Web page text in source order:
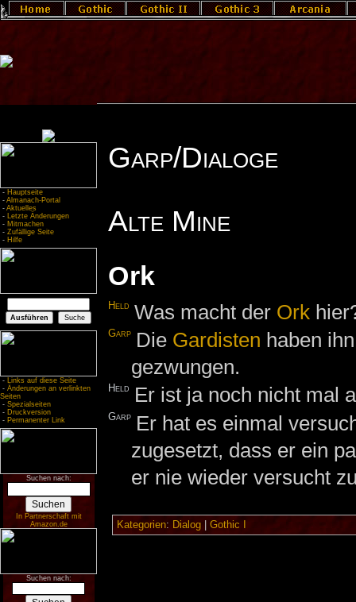
- Hauptseite
- Almanach-Portal
- Aktuelles
- Letzte Änderungen
- Mitmachen
- Zufällige Seite
- Hilfe
- Links auf diese Seite
- Änderungen an verlinkten
Seiten
- Spezialseiten
- Druckversion
- Permanenter Link
Suchen nach:
In Partnerschaft mit
Amazon.de
Suchen nach:
Garp/Dialoge
Alte Mine
Ork
Held Was macht der Ork
Garp Die Gardisten haben
gezwungen.
Held Er ist ja noch nicht mal
Garp Er hat es einmal
zugesetzt, dass er ein
er nie wieder versucht
Kategorien: Dialog| Gothic I